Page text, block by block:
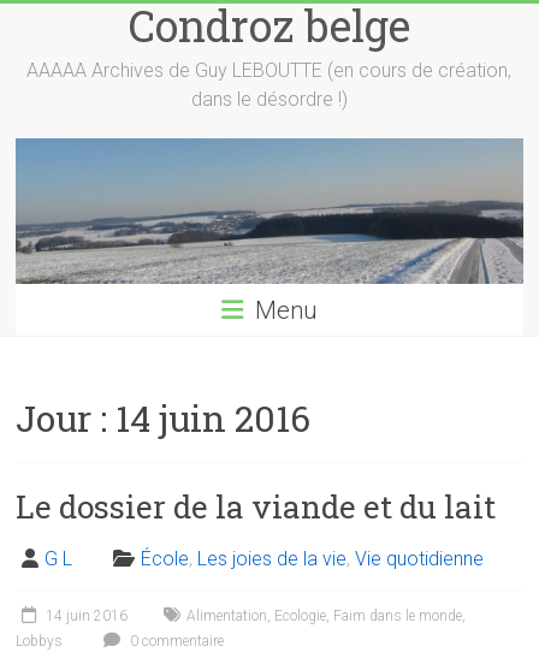
content
Condroz belge
AAAAA Archives de Guy LEBOUTTE (en cours de création,
dans le désordre !)
Menu
Jour : 14 juin 2016
Le dossier de la viande et du lait
G L École, Les joies de la vie,Vie quotidienne
14 juin 2016 Alimentation, Ecologie, Faim dans le monde,
Lobbys
0 commentaire